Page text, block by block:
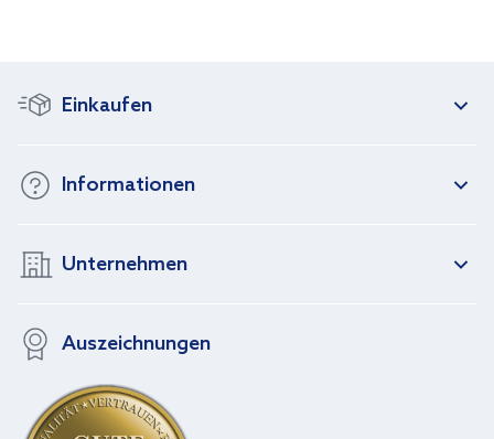
Einkaufen
Informationen
Unternehmen
Auszeichnungen